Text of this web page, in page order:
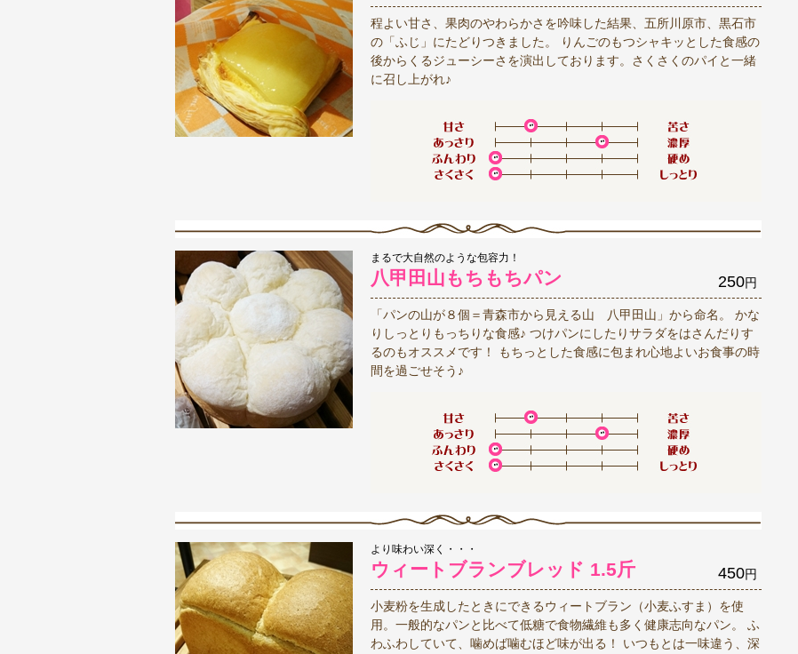
程よい甘さ、果肉のやわらかさを吟味した結果、五所川原市、黒石市
の「ふじ」にたどりつきました。 りんごのもつシャキッとした食感の
後からくるジューシーさを演出しております。さくさくのパイと一緒
に召し上がれ♪
まるで大自然のような包容力！
八甲田山もちもちパン 250円
「パンの山が８個＝青森市から見える山 八甲田山」から命名。 かな
りしっとりもっちりな食感♪ つけパンにしたりサラダをはさんだりす
るのもオススメです！ もちっとした食感に包まれ心地よいお食事の時
間を過ごせそう♪
より味わい深く・・・
ウィートブランブレッド 1.5斤 450円
小麦粉を生成したときにできるウィートブラン（小麦ふすま）を使
用。一般的なパンと比べて低糖で食物繊維も多く健康志向なパン。 ふ
わふわしていて、噛めば噛むほど味が出る！ いつもとは一味違う、深